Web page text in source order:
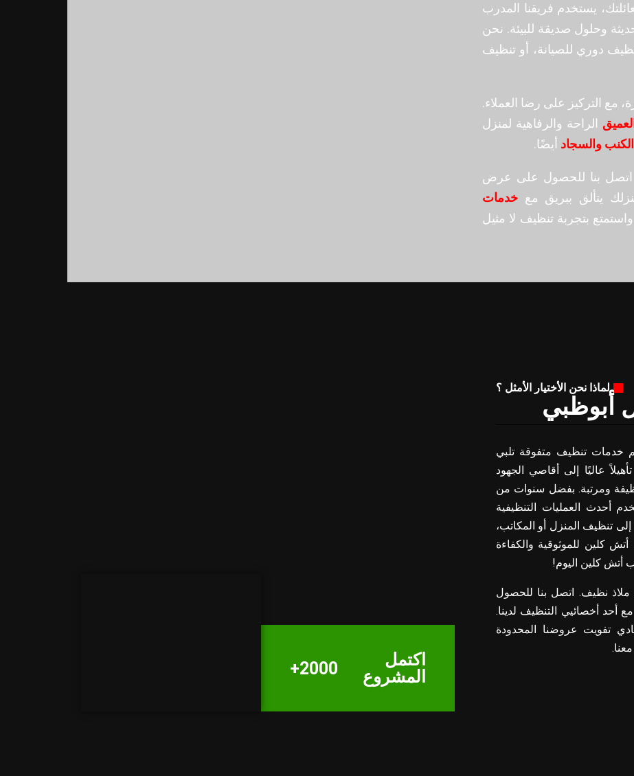
يستخدم فريقنا المدرب
وحلول صديقة للبيئة. نحن
دوري للصيانة، أو تنظيف
مع التركيز على رضا العملاء.
الراحة والرفاهية لمنزل
والسجاد أيضًا.
اتصل بنا للحصول على عرض
يتألق ببريق مع خدمات
بتجربة تنظيف لا مثيل
لماذا نحن الأختيار الأمثل ؟
أبوظبي
خدمات تنظيف متفوقة تلبي
عاليًا إلى أقاصي الجهود
ومرتبة. بفضل سنوات من
أحدث العمليات التنظيفية
تنظيف المنزل أو المكاتب،
أتش كلين للموثوقية والكفاءة
أتش كلين اليوم!
ملاذ نظيف. اتصل بنا للحصول
مع أحد أخصائيي التنظيف لدينا.
تفويت عروضنا المحدودة
اكتمل
المشروع
2000+